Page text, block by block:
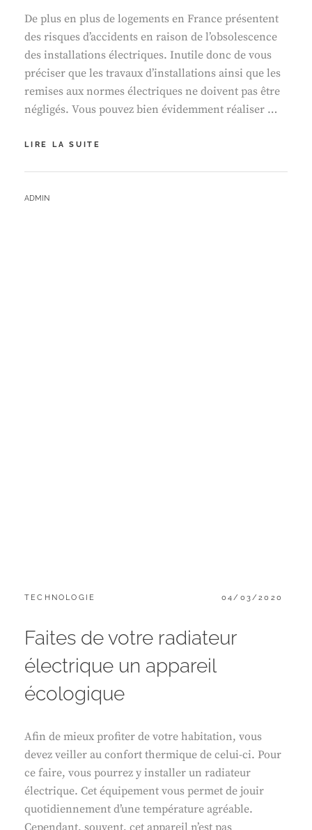
De plus en plus de logements en France présentent
des risques d’accidents en raison de l’obsolescence
des installations électriques. Inutile donc de vous
préciser que les travaux d’installations ainsi que les
remises aux normes électriques ne doivent pas être
négligés. Vous pouvez bien évidemment réaliser …
LIRE LA SUITE
VOTRE
BY
ADMIN
CATEGORIES:
TECHNOLOGIE
POSTED
04/03/2020
Faites de votre radiateur
électrique un appareil
écologique
Afin de mieux profiter de votre habitation, vous
devez veiller au confort thermique de celui-ci. Pour
ce faire, vous pourrez y installer un radiateur
électrique. Cet équipement vous permet de jouir
quotidiennement d’une température agréable.
Cependant, souvent, cet appareil n’est pas